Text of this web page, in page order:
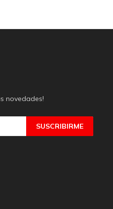
novedades!
SUSCRIBIRME